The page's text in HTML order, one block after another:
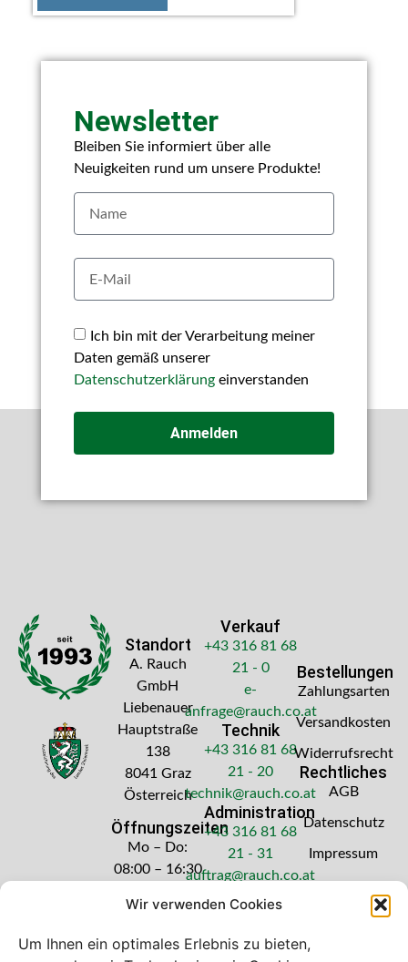
Wir verwenden Cookies
Um Ihnen ein optimales Erlebnis zu bieten,
Newsletter
Bleiben Sie informiert über alle
Neuigkeiten rund um unsere Produkte!
Ich bin mit der Verarbeitung meiner
Daten gemäß unserer
Datenschutzerklärungeinverstanden
Anmelden
Standort
A. Rauch
GmbH
Liebenauer
Hauptstraße
138
8041 Graz
Österreich
Öffnungszeiten
Mo – Do:
08:00 – 16:30
Freitag: 08:00
Verkauf
+43 316 81 68
21 - 0
e-
anfrage@rauch.co.at
Technik
+43 316 81 68
21 - 20
technik@rauch.co.at
Administration
+43 316 81 68
21 - 31
auftrag@rauch.co.at
Bestellungen
Zahlungsarten
Versandkosten
Widerrufsrecht
Rechtliches
AGB
Datenschutz
Impressum